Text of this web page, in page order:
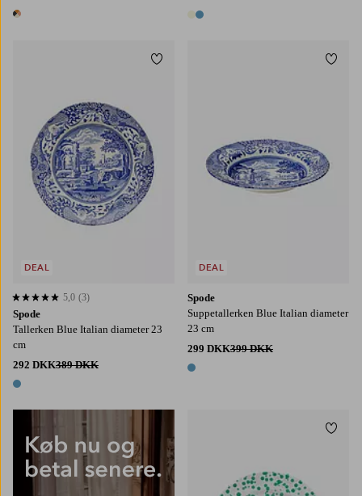
1 farve 2 farver
Spode
Tallerken Blue Italian diameter 23
cm
292 DKK389 DKK
1 farve
5,0 baseret på 3 bedømmelser
5,0 (3)
DEAL
Tilføj til favoritter
Spode
Suppetallerken Blue Italian diameter
23 cm
299 DKK399 DKK
1 farve
DEAL